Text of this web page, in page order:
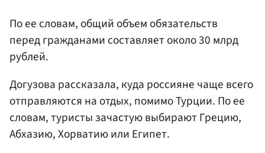
По ее словам, общий объем обязательств
перед гражданами составляет около 30 млрд
рублей.
Догузова рассказала, куда россияне чаще всего
отправляются на отдых, помимо Турции. По ее
словам, туристы зачастую выбирают Грецию,
Абхазию, Хорватию или Египет.